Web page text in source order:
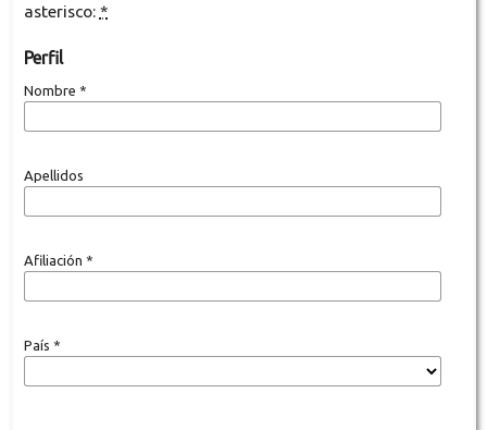
asterisco: *
Perfil
Nombre *
Apellidos
Afiliación *
País *